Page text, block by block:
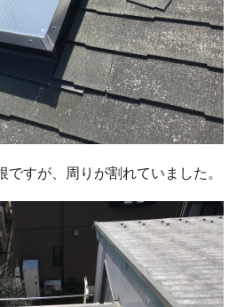
ですが、周りが割れていました。